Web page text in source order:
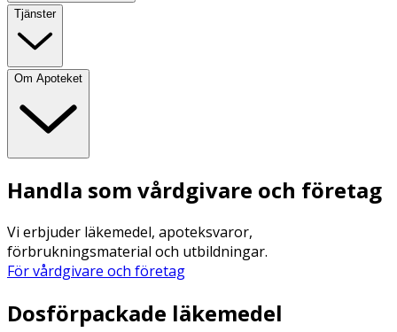
Tjänster
Om Apoteket
Handla som vårdgivare och företag
Vi erbjuder läkemedel, apoteksvaror,
förbrukningsmaterial och utbildningar.
För vårdgivare och företag
Dosförpackade läkemedel